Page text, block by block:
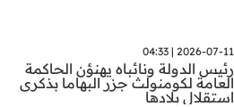
2026-07-11 | 04:33
رئيس الدولة ونائباه يهنؤن الحاكمة
العامة لكومنولث جزر البهاما بذكرى
استقلال بلادها